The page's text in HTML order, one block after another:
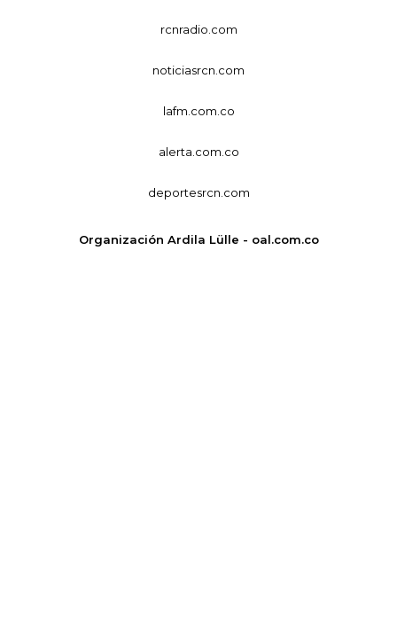
rcnradio.com
noticiasrcn.com
lafm.com.co
alerta.com.co
deportesrcn.com
Organización Ardila Lülle - oal.com.co